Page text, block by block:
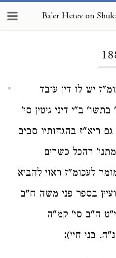
יש לו דין עובד
ב"י דיני גיטין סי'
ריא"ז בהגהותיו סביב
דהכל כשרים
לעכומ"ז ראוי להביא
בספר פני משה ח"ב
ח"ב סי' קמ"ה
בני חיי):